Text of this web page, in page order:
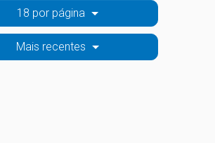
18 por página
Mais recentes